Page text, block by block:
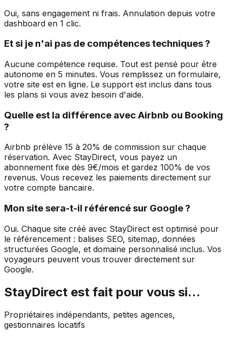
Oui, sans engagement ni frais. Annulation depuis votre
dashboard en 1 clic.
Et si je n'ai pas de compétences techniques ?
Aucune compétence requise. Tout est pensé pour être
autonome en 5 minutes. Vous remplissez un formulaire,
votre site est en ligne. Le support est inclus dans tous
les plans si vous avez besoin d'aide.
Quelle est la différence avec Airbnb ou Booking
?
Airbnb prélève 15 à 20% de commission sur chaque
réservation. Avec StayDirect, vous payez un
abonnement fixe dès 9€/mois et gardez 100% de vos
revenus. Vous recevez les paiements directement sur
votre compte bancaire.
Mon site sera-t-il référencé sur Google ?
Oui. Chaque site créé avec StayDirect est optimisé pour
le référencement : balises SEO, sitemap, données
structurées Google, et domaine personnalisé inclus. Vos
voyageurs peuvent vous trouver directement sur
Google.
StayDirect est fait pour vous si…
Propriétaires indépendants, petites agences,
gestionnaires locatifs